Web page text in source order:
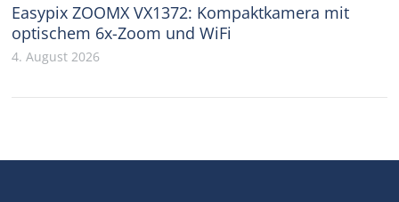
Easypix ZOOMX VX1372: Kompaktkamera mit
optischem 6x-Zoom und WiFi
4. August 2026